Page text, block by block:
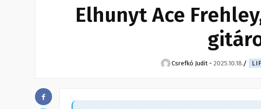
Elhunyt Ace
Csrefkó Judit - 2025.10.18.